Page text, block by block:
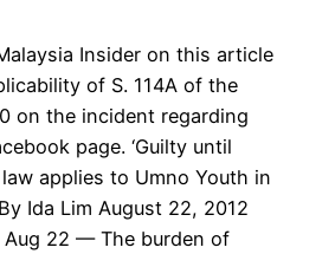
Insider on this article
of S. 114A of the
on the incident regarding
page. ‘Guilty until
applies to Umno Youth in
Ida Lim August 22, 2012
Aug 22 — The burden of